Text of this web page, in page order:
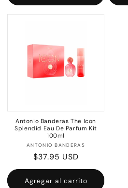
Antonio Banderas The Icon
Splendid Eau De Parfum Kit
100ml
Proveedor:
ANTONIO BANDERAS
Precio
habitual
$37.95 USD
Agregar al carrito